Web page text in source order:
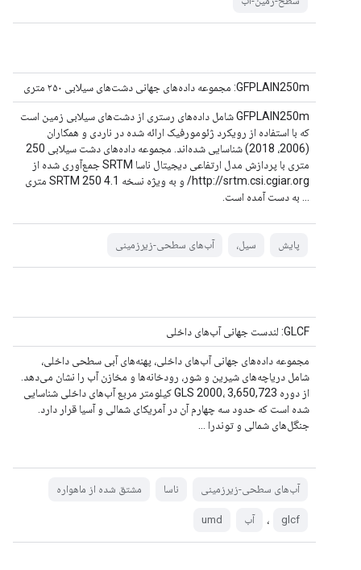
GFPLAIN250m: مجموعه داده‌های جهانی دشت‌های سیلابی ۲۵۰ متری
GFPLAIN250m شامل داده‌های رستری از دشت‌های سیلابی زمین است
که با استفاده از رویکرد ژئومورفیک ارائه شده در ناردی و همکاران
(2006، 2018) شناسایی شده‌اند. مجموعه داده‌های دشت سیلابی 250
متری با پردازش مدل ارتفاعی دیجیتال ناسا SRTM جمع‌آوری شده از
http://srtm.csi.cgiar.org/ و به ویژه نسخه 4.1 SRTM 250 متری
... به دست آمده است.
پایش سیل، آب‌های سطحی-زیرزمینی
GLCF: لندست جهانی آب‌های داخلی
مجموعه داده‌های جهانی آب‌های داخلی، پهنه‌های آبی سطحی داخلی،
شامل دریاچه‌های شیرین و شور، رودخانه‌ها و مخازن آب را نشان می‌دهد.
از دوره GLS 2000، 3,650,723 کیلومتر مربع آب‌های داخلی شناسایی
شده است که حدود سه چهارم آن در آمریکای شمالی و آسیا قرار دارد.
جنگل‌های شمالی و توندرا ...
آب‌های سطحی-زیرزمینی ناسا مشتق شده از ماهواره
glcf ، آب umd